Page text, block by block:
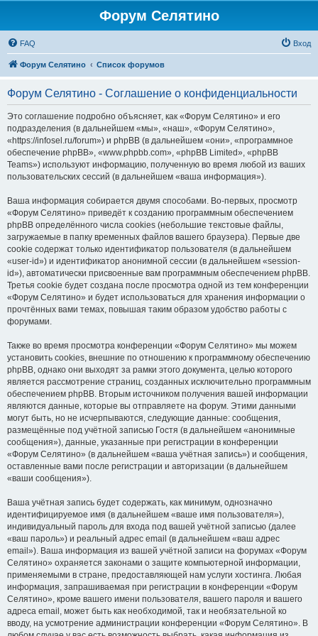
Форум Селятино
FAQ Вход
Форум Селятино Список форумов
Форум Селятино - Соглашение о конфиденциальности
Это соглашение подробно объясняет, как «Форум Селятино» и его
подразделения (в дальнейшем «мы», «наш», «Форум Селятино»,
«https://infosel.ru/forum») и phpBB (в дальнейшем «они», «программное
обеспечение phpBB», «www.phpbb.com», «phpBB Limited», «phpBB
Teams») используют информацию, полученную во время любой из ваших
пользовательских сессий (в дальнейшем «ваша информация»).
Ваша информация собирается двумя способами. Во-первых, просмотр
«Форум Селятино» приведёт к созданию программным обеспечением
phpBB определённого числа cookies (небольшие текстовые файлы,
загружаемые в папку временных файлов вашего браузера). Первые две
cookie содержат только идентификатор пользователя (в дальнейшем
«user-id») и идентификатор анонимной сессии (в дальнейшем «session-
id»), автоматически присвоенные вам программным обеспечением phpBB.
Третья cookie будет создана после просмотра одной из тем конференции
«Форум Селятино» и будет использоваться для хранения информации о
прочтённых вами темах, повышая таким образом удобство работы с
форумами.
Также во время просмотра конференции «Форум Селятино» мы можем
установить cookies, внешние по отношению к программному обеспечению
phpBB, однако они выходят за рамки этого документа, целью которого
является рассмотрение страниц, созданных исключительно программным
обеспечением phpBB. Вторым источником получения вашей информации
являются данные, которые вы отправляете на форум. Этими данными
могут быть, но не исчерпываются, следующие данные: сообщения,
размещённые под учётной записью Гостя (в дальнейшем «анонимные
сообщения»), данные, указанные при регистрации в конференции
«Форум Селятино» (в дальнейшем «ваша учётная запись») и сообщения,
оставленные вами после регистрации и авторизации (в дальнейшем
«ваши сообщения»).
Ваша учётная запись будет содержать, как минимум, однозначно
идентифицируемое имя (в дальнейшем «ваше имя пользователя»),
индивидуальный пароль для входа под вашей учётной записью (далее
«ваш пароль») и реальный адрес email (в дальнейшем «ваш адрес
email»). Ваша информация из вашей учётной записи на форумах «Форум
Селятино» охраняется законами о защите компьютерной информации,
применяемыми в стране, предоставляющей нам услуги хостинга. Любая
информация, запрашиваемая при регистрации в конференции «Форум
Селятино», кроме вашего имени пользователя, вашего пароля и вашего
адреса email, может быть как необходимой, так и необязательной ко
вводу, на усмотрение администрации конференции «Форум Селятино». В